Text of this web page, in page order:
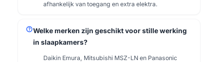
afhankelijk van toegang en extra elektra.
helpWelke merken zijn geschikt voor stille werking
in slaapkamers?
Daikin Emura, Mitsubishi MSZ-LN en Panasonic